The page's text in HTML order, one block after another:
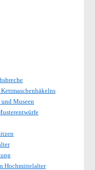
Museen
Hochmittelalter